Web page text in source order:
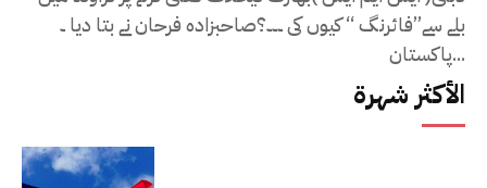
بلے سے’’فائرنگ ‘‘ کیوں کی ۔۔۔؟صاحبزادہ فرحان نے بتا دیا ۔
پاکستان...
الأكثر شهرة